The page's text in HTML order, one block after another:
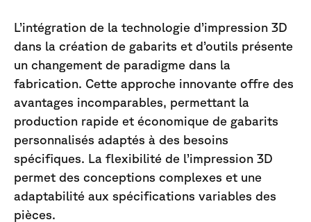
L’intégration de la technologie d’impression 3D
dans la création de gabarits et d’outils présente
un changement de paradigme dans la
fabrication. Cette approche innovante offre des
avantages incomparables, permettant la
production rapide et économique de gabarits
personnalisés adaptés à des besoins
spécifiques. La flexibilité de l’impression 3D
permet des conceptions complexes et une
adaptabilité aux spécifications variables des
pièces.